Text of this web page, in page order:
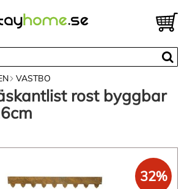
VASTBO
rost byggbar
32%